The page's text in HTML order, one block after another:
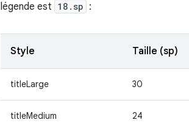
légende est 18.sp :
Style Taille (sp)
titleLarge 30
titleMedium 24